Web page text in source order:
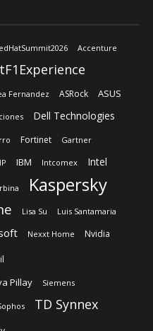
Accenture
Fernandez ASRock ASUS
Dell Technologies
Fortinet Gartner
IBM Intcomex Intel
Kaspersky
Lisa Su Luis Santamaria
Nexxt Home Nvidia
Pillay Siemens
TD Synnex